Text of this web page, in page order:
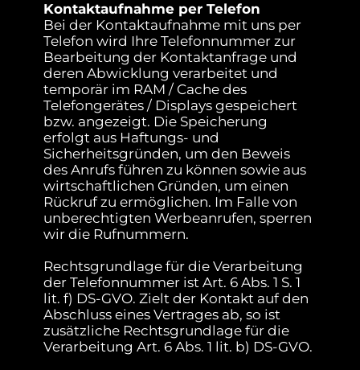
Kontaktaufnahme per Telefon
Bei der Kontaktaufnahme mit uns per
Telefon wird Ihre Telefonnummer zur
Bearbeitung der Kontaktanfrage und
deren Abwicklung verarbeitet und
temporär im RAM / Cache des
Telefongerätes / Displays gespeichert
bzw. angezeigt. Die Speicherung
erfolgt aus Haftungs- und
Sicherheitsgründen, um den Beweis
des Anrufs führen zu können sowie aus
wirtschaftlichen Gründen, um einen
Rückruf zu ermöglichen. Im Falle von
unberechtigten Werbeanrufen, sperren
wir die Rufnummern.
Rechtsgrundlage für die Verarbeitung
der Telefonnummer ist Art. 6 Abs. 1 S. 1
lit. f) DS-GVO. Zielt der Kontakt auf den
Abschluss eines Vertrages ab, so ist
zusätzliche Rechtsgrundlage für die
Verarbeitung Art. 6 Abs. 1 lit. b) DS-GVO.